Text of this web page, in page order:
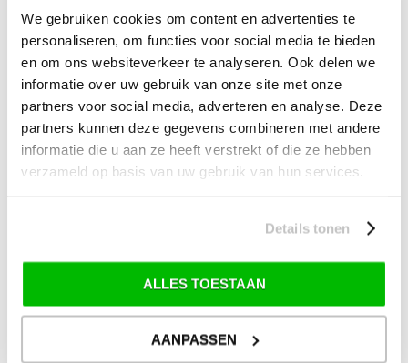
We gebruiken cookies om content en advertenties te
personaliseren, om functies voor social media te bieden
en om ons websiteverkeer te analyseren. Ook delen we
informatie over uw gebruik van onze site met onze
partners voor social media, adverteren en analyse. Deze
partners kunnen deze gegevens combineren met andere
informatie die u aan ze heeft verstrekt of die ze hebben
verzameld op basis van uw gebruik van hun services.
Details tonen
ALLES TOESTAAN
AANPASSEN
Winterkleding
Anti-slip (voor onder de schoen)
Winter Accessoires
Kleding onderhoudsproducten
SALE
SALE Outdoor